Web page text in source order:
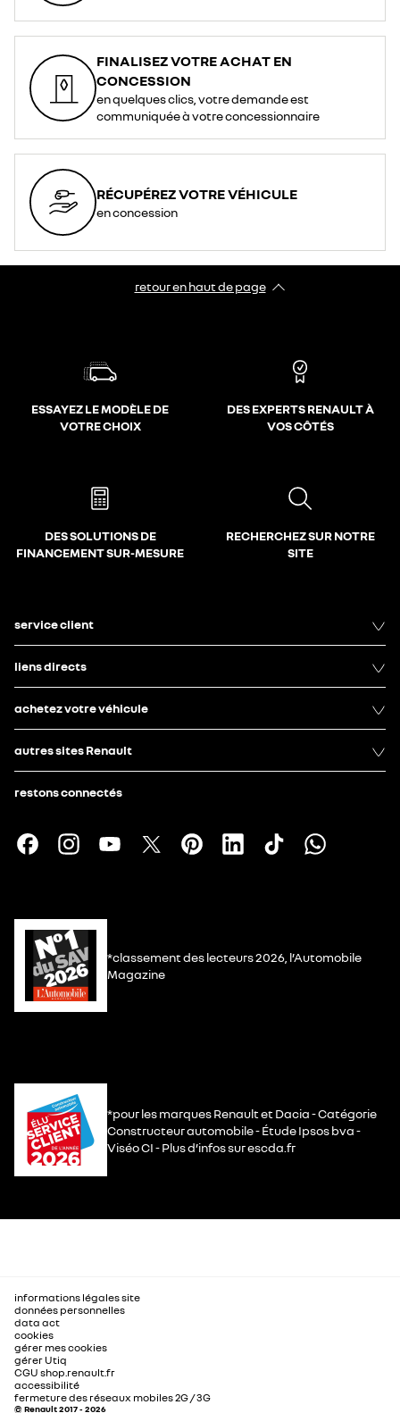
FINALISEZ VOTRE ACHAT EN
CONCESSION
en quelques clics, votre demande est
communiquée à votre concessionnaire
RÉCUPÉREZ VOTRE VÉHICULE
en concession
retour en haut de page​
ESSAYEZ LE MODÈLE DE
VOTRE CHOIX
DES EXPERTS RENAULT À
VOS CÔTÉS
DES SOLUTIONS DE
FINANCEMENT SUR-MESURE
RECHERCHEZ SUR NOTRE
SITE
service client
liens directs
achetez votre véhicule
autres sites Renault
restons connectés
*classement des lecteurs 2026, l’Automobile
Magazine
*pour les marques Renault et Dacia - Catégorie
Constructeur automobile - Étude Ipsos bva -
Viséo CI - Plus d’infos sur escda.fr
informations légales site
données personnelles
data act
cookies
gérer mes cookies
gérer Utiq
CGU shop.renault.fr
accessibilité
fermeture des réseaux mobiles 2G / 3G
© Renault 2017 - 2026